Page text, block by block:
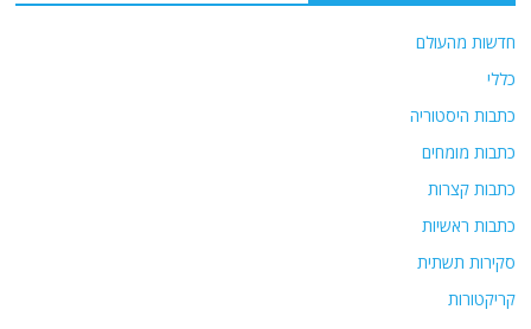
חדשות מהעולם
כללי
כתבות היסטוריה
כתבות מומחים
כתבות קצרות
כתבות ראשיות
סקירות תשתית
קריקטורות